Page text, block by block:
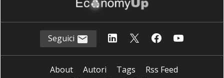
Seguici
About Autori Tags
Rss Feed